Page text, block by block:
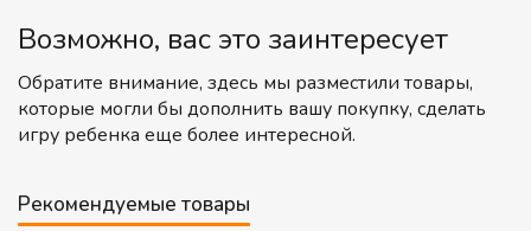
Возможно, вас это заинтересует
Обратите внимание, здесь мы разместили товары,
которые могли бы дополнить вашу покупку, сделать
игру ребенка еще более интересной.
Рекомендуемые товары